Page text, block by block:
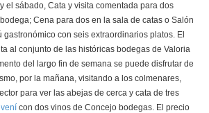
el sábado, Cata y visita comentada para dos
Cena para dos en la sala de catas o Salón
con seis extraordinarios platos. El
al conjunto de las históricas bodegas de Valoria
del largo fin de semana se puede disfrutar de
por la mañana, visitando a los colmenares,
para ver las abejas de cerca y cata de tres
con dos vinos de Concejo bodegas. El precio